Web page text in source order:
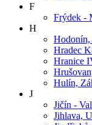
F
Frýdek -
H
Hodonín,
Hradec
Hranice
Hulín,
J
Jičín -
Jihlava,